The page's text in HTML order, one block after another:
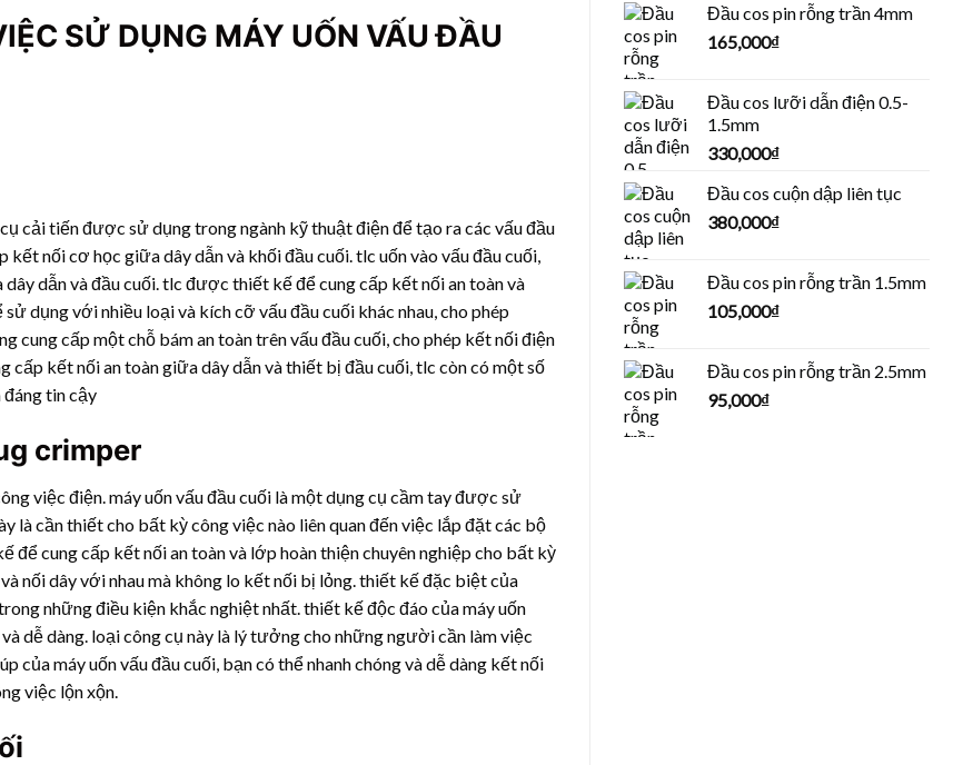
SỬ DỤNG MÁY UỐN VẤU ĐẦU
cải tiến được sử dụng trong ngành kỹ thuật điện để tạo ra các vấu đầu
kết nối cơ học giữa dây dẫn và khối đầu cuối. tlc uốn vào vấu đầu cuối,
dẫn và đầu cuối. tlc được thiết kế để cung cấp kết nối an toàn và
dụng với nhiều loại và kích cỡ vấu đầu cuối khác nhau, cho phép
cung cấp một chỗ bám an toàn trên vấu đầu cuối, cho phép kết nối điện
kết nối an toàn giữa dây dẫn và thiết bị đầu cuối, tlc còn có một số
tin cậy
crimper
việc điện. máy uốn vấu đầu cuối là một dụng cụ cầm tay được sử
là cần thiết cho bất kỳ công việc nào liên quan đến việc lắp đặt các bộ
để cung cấp kết nối an toàn và lớp hoàn thiện chuyên nghiệp cho bất kỳ
nối dây với nhau mà không lo kết nối bị lỏng. thiết kế đặc biệt của
những điều kiện khắc nghiệt nhất. thiết kế độc đáo của máy uốn
dễ dàng. loại công cụ này là lý tưởng cho những người cần làm việc
của máy uốn vấu đầu cuối, bạn có thể nhanh chóng và dễ dàng kết nối
việc lộn xộn.
Đầu cos pin rỗng trần 4mm
165,000₫
Đầu cos lưỡi dẫn điện 0.5-
1.5mm
330,000₫
Đầu cos cuộn dập liên tục
380,000₫
Đầu cos pin rỗng trần 1.5mm
105,000₫
Đầu cos pin rỗng trần 2.5mm
95,000₫